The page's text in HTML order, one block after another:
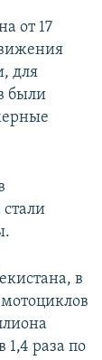
от 17
для
были
в
мотоциклов
1,4 раза по